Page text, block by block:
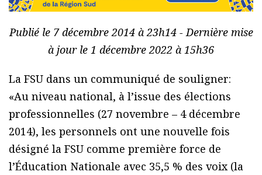
Publié le 7 décembre 2014 à 23h14 - Dernière mise
à jour le 1 décembre 2022 à 15h36
La FSU dans un communiqué de souligner:
«Au niveau national, à l’issue des élections
professionnelles (27 novembre – 4 décembre
2014), les personnels ont une nouvelle fois
désigné la FSU comme première force de
l’Éducation Nationale avec 35,5 % des voix (la